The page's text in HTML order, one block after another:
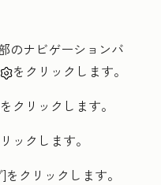
のナビゲーションバ
をクリックします。
クリックします。
ックします。
]をクリックします。